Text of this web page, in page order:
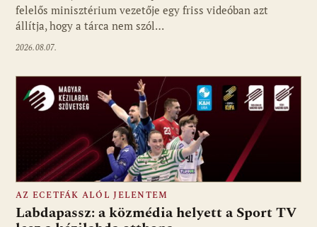
felelős minisztérium vezetője egy friss videóban azt
állítja, hogy a tárca nem szól…
2026.08.07.
AZ ECETFÁK ALÓL JELENTEM
Labdapassz: a közmédia helyett a Sport TV